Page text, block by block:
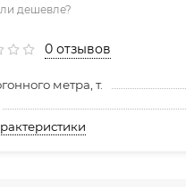
дешевле?
0 отзывов
метра, т.